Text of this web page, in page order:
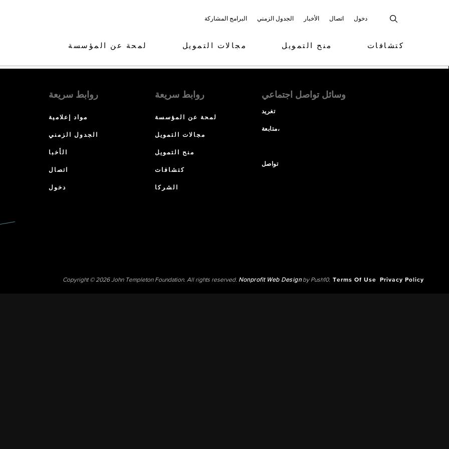
البرامج المشاركة الجدول الزمني الأخبار اتصال دخول
لمحة عن المؤسسة مجالات التمويل منح التمويل كتشافات
روابط سريعة
مواد إعلامية
الجدول الزمني
الأخبا
اتصال
دخول
روابط سريعة
لمحة عن المؤسسة
مجالات التمويل
منح التمويل
كتشافات
الشركا
وسائل تواصل اجتماعي
تغريد
متابعة،
تواصل
Copyright © 2026 John Templeton Foundation. All rights reserved. Nonprofit Web Designby Push10. Terms Of Use Privacy Policy